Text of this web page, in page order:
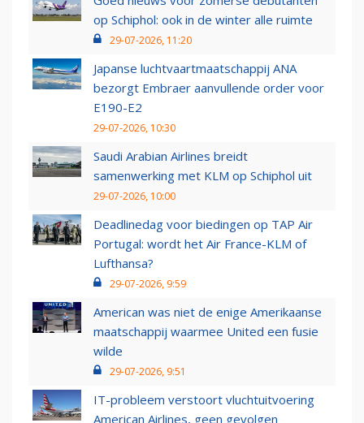
op Schiphol: ook in de winter alle ruimte
29-07-2026, 11:20
Japanse luchtvaartmaatschappij ANA
bezorgt Embraer aanvullende order voor
E190-E2
29-07-2026, 10:30
Saudi Arabian Airlines breidt
samenwerking met KLM op Schiphol uit
29-07-2026, 10:00
Deadlinedag voor biedingen op TAP Air
Portugal: wordt het Air France-KLM of
Lufthansa?
29-07-2026, 9:59
American was niet de enige Amerikaanse
maatschappij waarmee United een fusie
wilde
29-07-2026, 9:51
IT-probleem verstoort vluchtuitvoering
American Airlines, geen gevolgen